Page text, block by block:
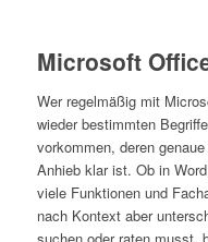
Microsoft
Wer regelmäßig mit
wieder bestimmten
vorkommen, deren
Anhieb klar ist. Ob in
viele Funktionen und
nach Kontext aber